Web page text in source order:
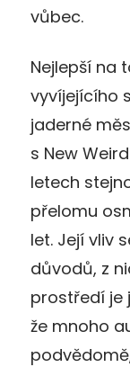
vůbec.
Nejlepší na
vyvíjejícího
jaderné
s New
letech
přelomu
let. Její vliv
důvodů, z
prostředí je
že mnoho